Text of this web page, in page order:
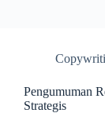
Pengumuman
Strategis